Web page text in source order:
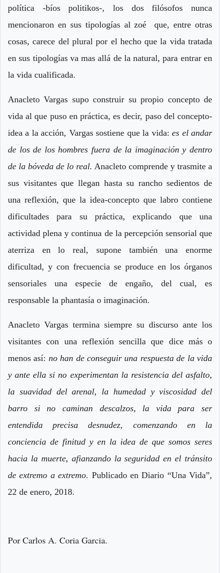
política -bíos politikos-, los dos filósofos nunca
mencionaron en sus tipologías al zoé que, entre otras
cosas, carece del plural por el hecho que la vida tratada
en sus tipologías va mas allá de la natural, para entrar en
la vida cualificada.
Anacleto Vargas supo construir su propio concepto de
vida al que puso en práctica, es decir, paso del concepto-
idea a la acción, Vargas sostiene que la vida:es el andar
de los de los hombres fuera de la imaginación y dentro
de la bóveda de lo real. Anacleto comprende y trasmite a
sus visitantes que llegan hasta su rancho sedientos de
una reflexión, que la idea-concepto que labro contiene
dificultades para su práctica, explicando que una
actividad plena y continua de la percepción sensorial que
aterriza en lo real, supone también una enorme
dificultad, y con frecuencia se produce en los órganos
sensoriales una especie de engaño, del cual, es
responsable la phantasía o imaginación.
Anacleto Vargas termina siempre su discurso ante los
visitantes con una reflexión sencilla que dice más o
menos así: no han de conseguir una respuesta de la vida
y ante ella si no experimentan la resistencia del asfalto,
la suavidad del arenal, la humedad y viscosidad del
barro si no caminan descalzos, la vida para ser
entendida precisa desnudez, comenzando en la
conciencia de finitud y en la idea de que somos seres
hacia la muerte, afianzando la seguridad en el tránsito
de extremo a extremo. Publicado en Diario “Una Vida”,
22 de enero, 2018.
Por Carlos A. Coria Garcia.